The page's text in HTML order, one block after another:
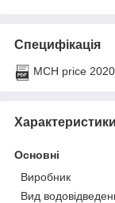
Специфікація
MCH price
Характеристики
Основні
Виробник
Вид